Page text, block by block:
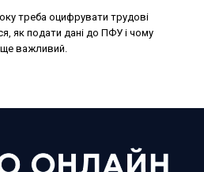
треба оцифрувати трудові
як подати дані до ПФУ і чому
ще важливий.